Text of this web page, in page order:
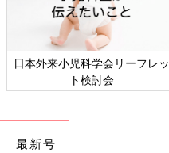
日本外来小児科学会リーフレッ
ト検討会
最新号